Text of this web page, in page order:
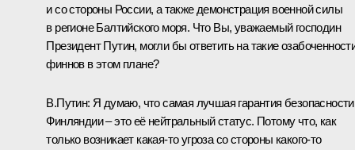
и со стороны России, а также демонстрация военной силы
в регионе Балтийского моря. Что Вы, уважаемый господин
Президент Путин, могли бы ответить на такие
финнов в этом плане?
В.Путин: Я думаю, что самая лучшая гарантия безопасности
Финляндии – это её нейтральный статус. Потому что, как
только возникает какая‑то угроза со стороны какого‑то